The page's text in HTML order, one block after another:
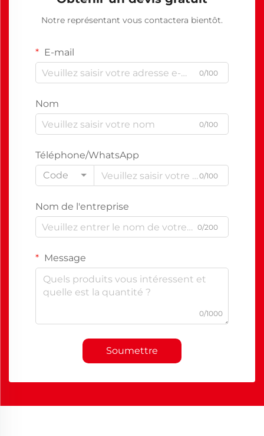
Notre représentant vous contactera bientôt.
E-mail
0/100
Nom
0/100
Téléphone/WhatsApp
Code
0/100
Nom de l'entreprise
0/200
Message
0/1000
Soumettre